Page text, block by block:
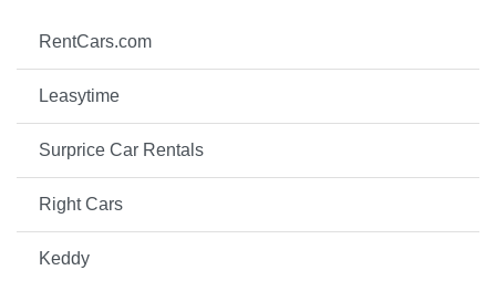
RentCars.com
Leasytime
Surprice Car Rentals
Right Cars
Keddy